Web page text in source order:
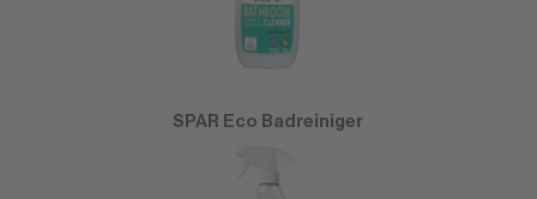
SPAR Eco Badreiniger